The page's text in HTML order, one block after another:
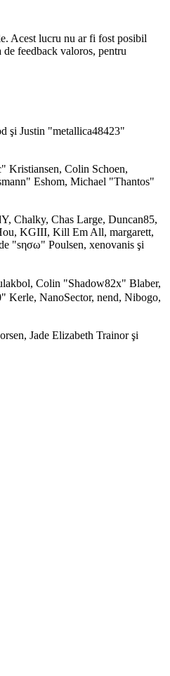
Acest lucru nu ar fi fost posibil
feedback valoros, pentru
şi Justin "metallica48423"
Kristiansen, Colin Schoen,
Eshom, Michael "Thantos"
Chalky, Chas Large, Duncan85,
KGIII, Kill Em All, margarett,
"sησω" Poulsen, xenovanis şi
Colin "Shadow82x" Blaber,
Kerle, NanoSector, nend, Nibogo,
Jade Elizabeth Trainor şi